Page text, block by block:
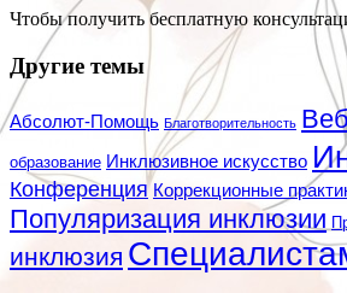
Чтобы получить бесплатную
Другие темы
Абсолют-Помощь Благотворительность
образование Инклюзивное искусство
Конференция Коррекционные
Популяризация инклюзии
инклюзия